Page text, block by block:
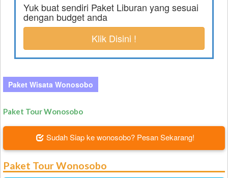
Yuk buat sendiri Paket Liburan yang sesuai
dengan budget anda
Klik Disini !
Paket Wisata Wonosobo
Paket Tour Wonosobo
Sudah Siap ke wonosobo? Pesan Sekarang!
Paket Tour Wonosobo